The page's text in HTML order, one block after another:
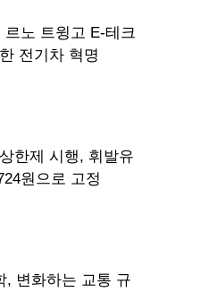
르노 트윙고 E-테크
전기차 혁명
한제 시행, 휘발유
원으로 고정
, 변화하는 교통 규